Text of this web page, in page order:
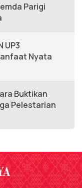
Parigi
UP3
Nyata
Buktikan
Pelestarian